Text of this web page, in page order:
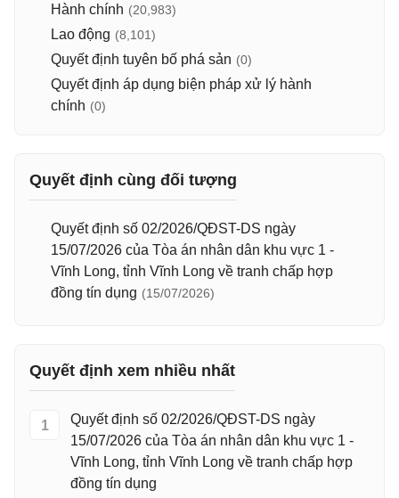
Hành chính (20,983)
Lao động (8,101)
Quyết định tuyên bố phá sản (0)
Quyết định áp dụng biện pháp xử lý hành
chính (0)
Quyết định cùng đối tượng
Quyết định số 02/2026/QĐST-DS ngày
15/07/2026 của Tòa án nhân dân khu vực 1 -
Vĩnh Long, tỉnh Vĩnh Long về tranh chấp hợp
đồng tín dụng (15/07/2026)
Quyết định xem nhiều nhất
1
Quyết định số 02/2026/QĐST-DS ngày
15/07/2026 của Tòa án nhân dân khu vực 1 -
Vĩnh Long, tỉnh Vĩnh Long về tranh chấp hợp
đồng tín dụng